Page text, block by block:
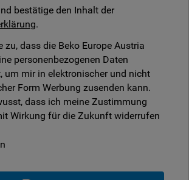
bestätige den Inhalt der
.
zu, dass die Beko Europe Austria
personenbezogenen Daten
um mir in elektronischer und nicht
Form Werbung zusenden kann.
dass ich meine Zustimmung
Wirkung für die Zukunft widerrufen